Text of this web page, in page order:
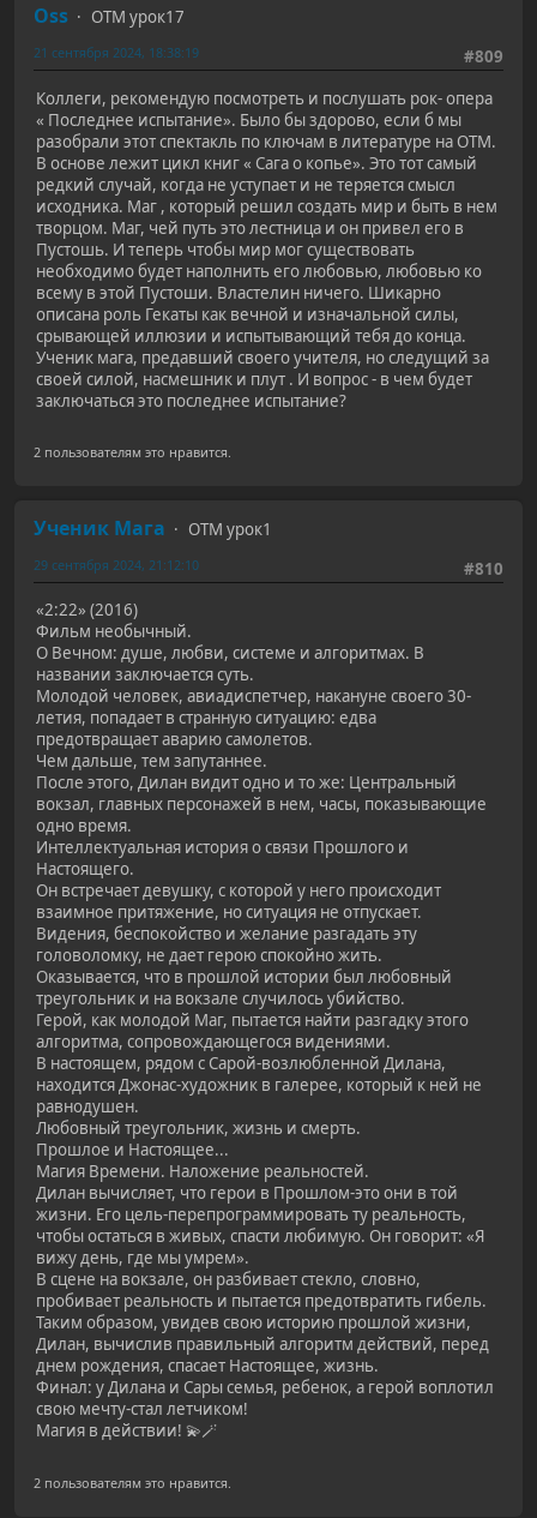
Oss
ОТМ урок17
#809
21 сентября 2024, 18:38:19
Коллеги, рекомендую посмотреть и послушать рок- опера
« Последнее испытание». Было бы здорово, если б мы
разобрали этот спектакль по ключам в литературе на ОТМ.
В основе лежит цикл книг « Сага о копье». Это тот самый
редкий случай, когда не уступает и не теряется смысл
исходника. Маг , который решил создать мир и быть в нем
творцом. Маг, чей путь это лестница и он привел его в
Пустошь. И теперь чтобы мир мог существовать
необходимо будет наполнить его любовью, любовью ко
всему в этой Пустоши. Властелин ничего. Шикарно
описана роль Гекаты как вечной и изначальной силы,
срывающей иллюзии и испытывающий тебя до конца.
Ученик мага, предавший своего учителя, но следущий за
своей силой, насмешник и плут . И вопрос - в чем будет
заключаться это последнее испытание?
2 пользователям это нравится.
Ученик Мага
ОТМ урок1
#810
29 сентября 2024, 21:12:10
«2:22» (2016)
Фильм необычный.
О Вечном: душе, любви, системе и алгоритмах. В
названии заключается суть.
Молодой человек, авиадиспетчер, накануне своего 30-
летия, попадает в странную ситуацию: едва
предотвращает аварию самолетов.
Чем дальше, тем запутаннее.
После этого, Дилан видит одно и то же: Центральный
вокзал, главных персонажей в нем, часы, показывающие
одно время.
Интеллектуальная история о связи Прошлого и
Настоящего.
Он встречает девушку, с которой у него происходит
взаимное притяжение, но ситуация не отпускает.
Видения, беспокойство и желание разгадать эту
головоломку, не дает герою спокойно жить.
Оказывается, что в прошлой истории был любовный
треугольник и на вокзале случилось убийство.
Герой, как молодой Маг, пытается найти разгадку этого
алгоритма, сопровождающегося видениями.
В настоящем, рядом с Сарой-возлюбленной Дилана,
находится Джонас-художник в галерее, который к ней не
равнодушен.
Любовный треугольник, жизнь и смерть.
Прошлое и Настоящее...
Магия Времени. Наложение реальностей.
Дилан вычисляет, что герои в Прошлом-это они в той
жизни. Его цель-перепрограммировать ту реальность,
чтобы остаться в живых, спасти любимую. Он говорит: «Я
вижу день, где мы умрем».
В сцене на вокзале, он разбивает стекло, словно,
пробивает реальность и пытается предотвратить гибель.
Таким образом, увидев свою историю прошлой жизни,
Дилан, вычислив правильный алгоритм действий, перед
днем рождения, спасает Настоящее, жизнь.
Финал: у Дилана и Сары семья, ребенок, а герой воплотил
свою мечту-стал летчиком!
Магия в действии! 💫🪄
2 пользователям это нравится.